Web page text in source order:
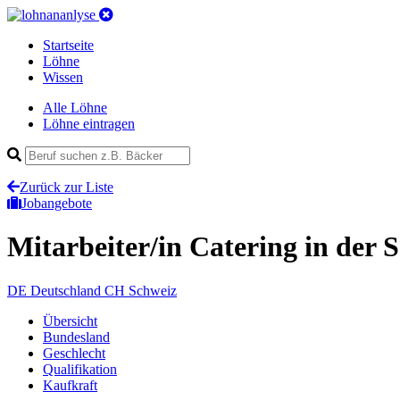
Startseite
Löhne
Wissen
Alle Löhne
Löhne eintragen
Zurück zur Liste
Jobangebote
Mitarbeiter/in Catering in der
DE Deutschland CH Schweiz
Übersicht
Bundesland
Geschlecht
Qualifikation
Kaufkraft